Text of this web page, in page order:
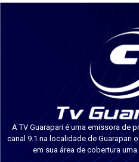
A TV Guarapari é uma emissora de
canal 9.1 na localidade de Guarapari
em sua área de cobertura